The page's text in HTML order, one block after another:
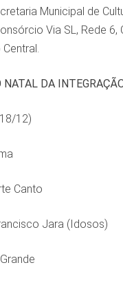
Municipal de
Via SL, Rede 6,
NATAL DA
12)
Canto
Jara (Idosos)